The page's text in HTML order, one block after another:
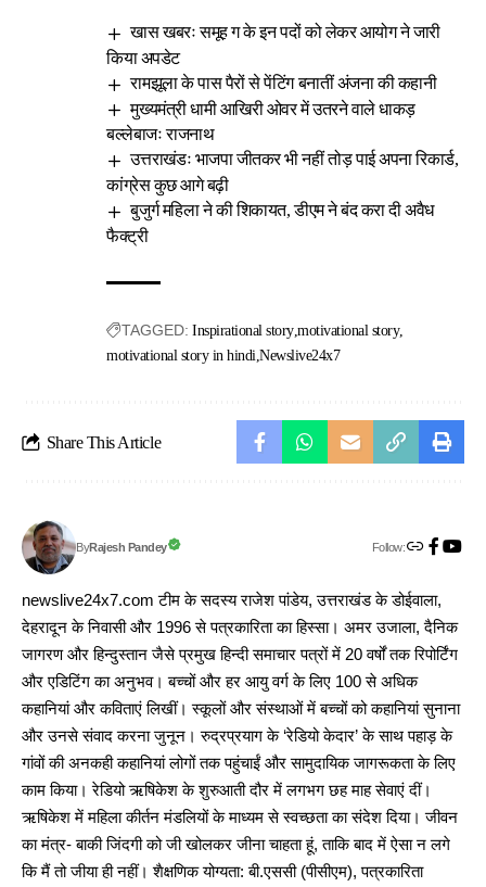
खास खबरः समूह ग के इन पदों को लेकर आयोग ने जारी
किया अपडेट
रामझूला के पास पैरों से पेंटिंग बनातीं अंजना की कहानी
मुख्यमंत्री धामी आखिरी ओवर में उतरने वाले धाकड़
बल्लेबाजः राजनाथ
उत्तराखंडः भाजपा जीतकर भी नहीं तोड़ पाई अपना रिकार्ड,
कांग्रेस कुछ आगे बढ़ी
बुजुर्ग महिला ने की शिकायत, डीएम ने बंद करा दी अवैध
फैक्ट्री
TAGGED: Inspirational story motivational story
motivational story in hindi Newslive24x7
Share This Article
ByRajesh Pandey Follow:
newslive24x7.com टीम के सदस्य राजेश पांडेय, उत्तराखंड के डोईवाला,
देहरादून के निवासी और 1996 से पत्रकारिता का हिस्सा। अमर उजाला, दैनिक
जागरण और हिन्दुस्तान जैसे प्रमुख हिन्दी समाचार पत्रों में 20 वर्षों तक रिपोर्टिंग
और एडिटिंग का अनुभव। बच्चों और हर आयु वर्ग के लिए 100 से अधिक
कहानियां और कविताएं लिखीं। स्कूलों और संस्थाओं में बच्चों को कहानियां सुनाना
और उनसे संवाद करना जुनून। रुद्रप्रयाग के ‘रेडियो केदार’ के साथ पहाड़ के
गांवों की अनकही कहानियां लोगों तक पहुंचाईं और सामुदायिक जागरूकता के लिए
काम किया। रेडियो ऋषिकेश के शुरुआती दौर में लगभग छह माह सेवाएं दीं।
ऋषिकेश में महिला कीर्तन मंडलियों के माध्यम से स्वच्छता का संदेश दिया। जीवन
का मंत्र- बाकी जिंदगी को जी खोलकर जीना चाहता हूं, ताकि बाद में ऐसा न लगे
कि मैं तो जीया ही नहीं। शैक्षणिक योग्यता: बी.एससी (पीसीएम), पत्रकारिता